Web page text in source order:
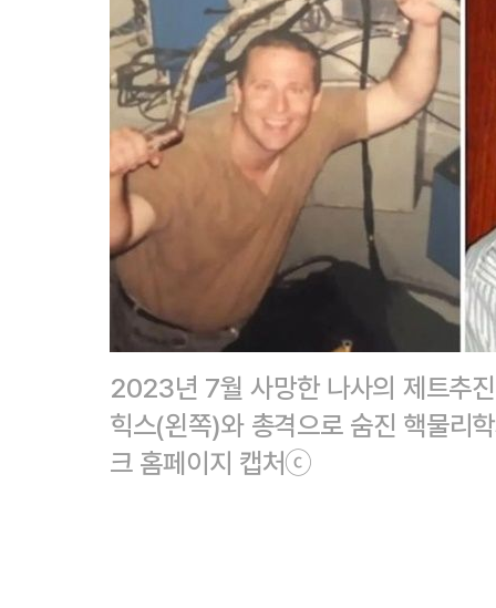
2023년 7월 사망한 나사의 제트추
힉스(왼쪽)와 총격으로 숨진 핵물리
크 홈페이지 캡처ⓒ